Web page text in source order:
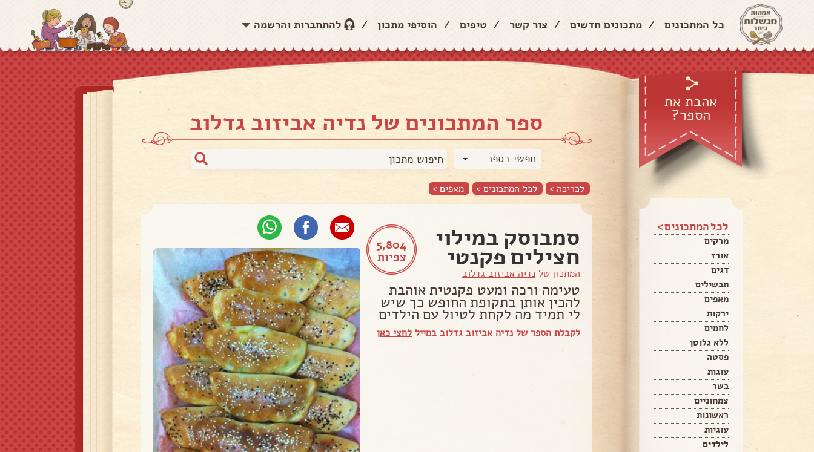
כל המתכונים / מתכונים חדשים / צור קשר / טיפים / הוסיפי מתכון / להתחברות והרשמה
אהבת את
הספר?
לכל המתכונים >
מרקים
אורז
דגים
תבשילים
מאפים
ירקות
לחמים
ללא גלוטן
פסטה
עוגות
בשר
צמחוניים
ראשונות
עוגיות
לילדים
ספר המתכונים של נדיה אביזוב גדלוב
חפשי בספר
לכריכה > לכל המתכונים > מאפים >
5,804
צפיות
סמבוסק במילוי
חצילים פקנטי
המתכון של נדיה אביזוב גדלוב
טעימה ורכה ומעט פקנטית אוהבת
להכין אותן בתקופת החופש כך שיש
לי תמיד מה לקחת לטיול עם הילדים
לקבלת הספר של נדיה אביזוב גדלוב במייל לחצי כאן